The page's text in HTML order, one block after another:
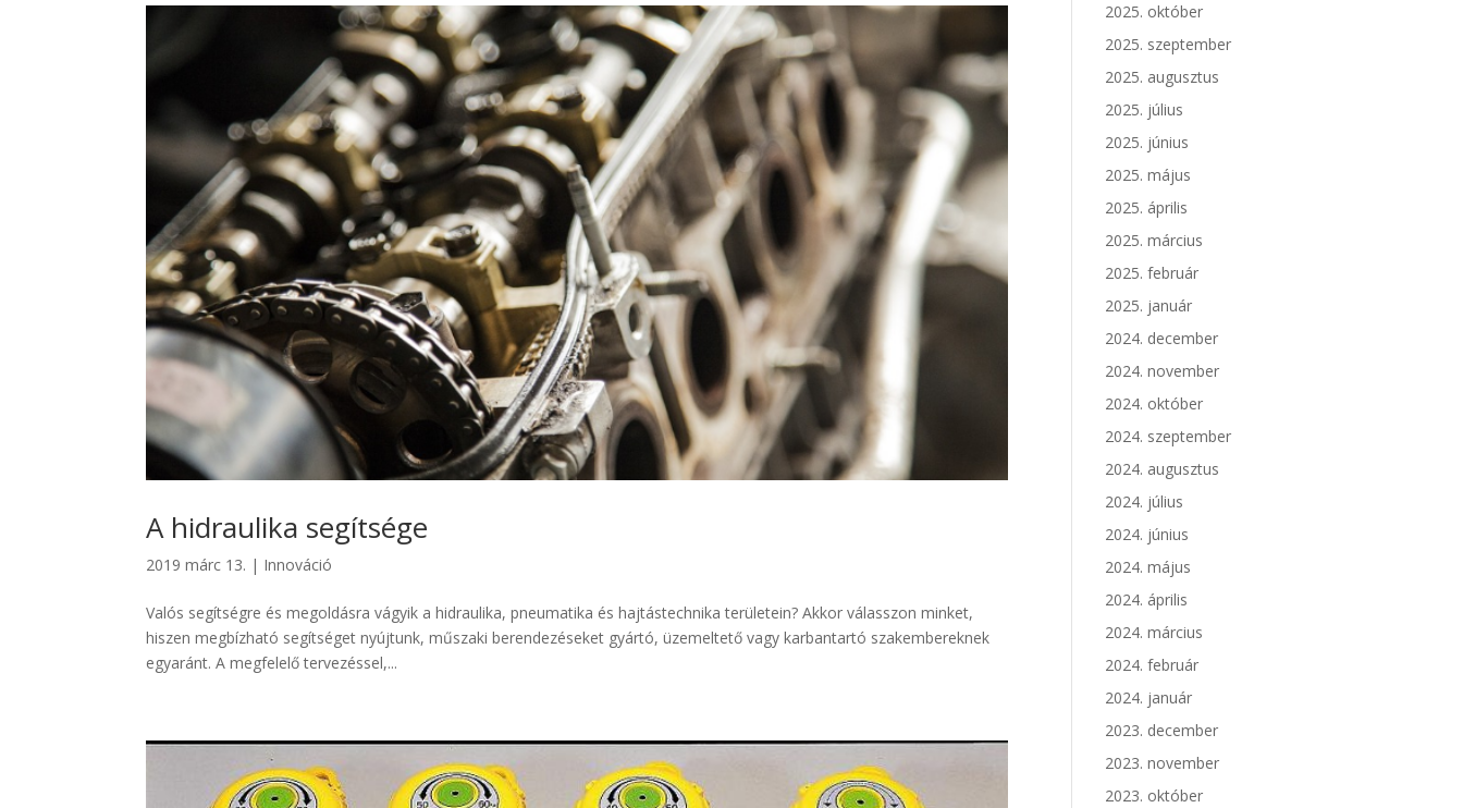
A hidraulika segítsége
2019 márc 13. | Innováció
Valós segítségre és megoldásra vágyik a hidraulika, pneumatika és hajtástechnika területein? Akkor válasszon minket,
hiszen megbízható segítséget nyújtunk, műszaki berendezéseket gyártó, üzemeltető vagy karbantartó szakembereknek
egyaránt. A megfelelő tervezéssel,...
2025. október
2025. szeptember
2025. augusztus
2025. július
2025. június
2025. május
2025. április
2025. március
2025. február
2025. január
2024. december
2024. november
2024. október
2024. szeptember
2024. augusztus
2024. július
2024. június
2024. május
2024. április
2024. március
2024. február
2024. január
2023. december
2023. november
2023. október